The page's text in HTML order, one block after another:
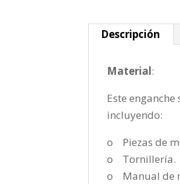
Descripción
Material:
Este
incluyendo:
o Piezas de
o Tornillería.
o Manual de